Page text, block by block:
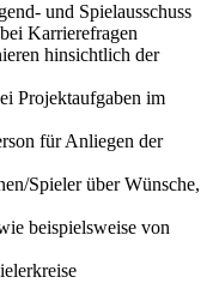
und Spielausschuss
Karrierefragen
hinsichtlich der
Projektaufgaben im
für Anliegen der
Spieler über Wünsche,
beispielsweise von